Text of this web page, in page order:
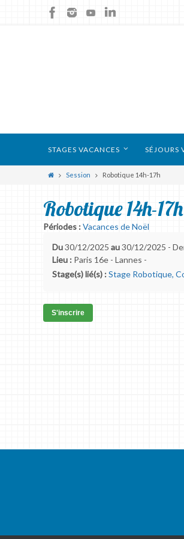
STAGES VACANCES SÉJOURS
Session Robotique 14h-17h
Robotique 14h-17h
Périodes :Vacances de Noël
Du30/12/2025 au30/12/2025 -
Lieu : Paris 16e - Lannes -
Stage(s) lié(s) :Stage Robotique,
S'inscrire